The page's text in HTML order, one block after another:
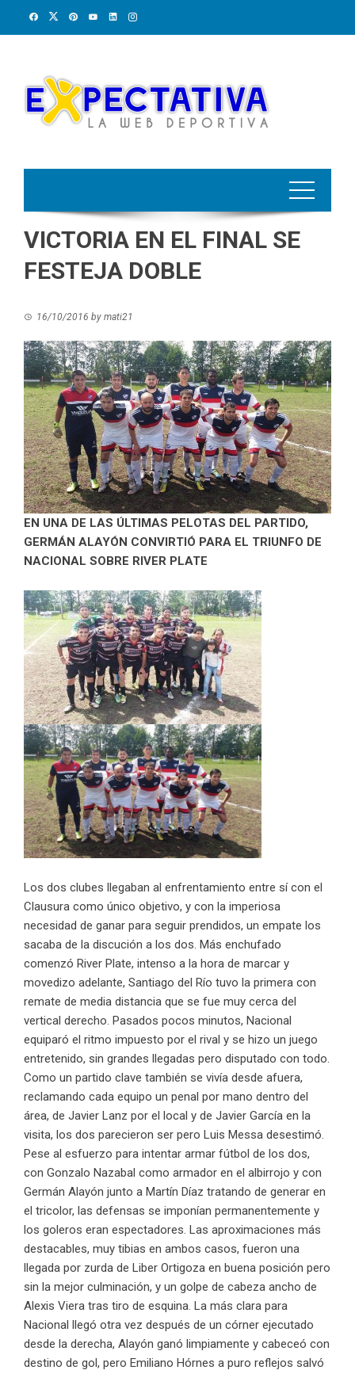
VICTORIA EN EL FINAL SE
FESTEJA DOBLE
16/10/2016 by mati21
EN UNA DE LAS ÚLTIMAS PELOTAS DEL PARTIDO,
GERMÁN ALAYÓN CONVIRTIÓ PARA EL TRIUNFO DE
NACIONAL SOBRE RIVER PLATE
Los dos clubes llegaban al enfrentamiento entre sí con el
Clausura como único objetivo, y con la imperiosa
necesidad de ganar para seguir prendidos, un empate los
sacaba de la discución a los dos. Más enchufado
comenzó River Plate, intenso a la hora de marcar y
movedizo adelante, Santiago del Río tuvo la primera con
remate de media distancia que se fue muy cerca del
vertical derecho. Pasados pocos minutos, Nacional
equiparó el ritmo impuesto por el rival y se hizo un juego
entretenido, sin grandes llegadas pero disputado con todo.
Como un partido clave también se vivía desde afuera,
reclamando cada equipo un penal por mano dentro del
área, de Javier Lanz por el local y de Javier García en la
visita, los dos parecieron ser pero Luis Messa desestimó.
Pese al esfuerzo para intentar armar fútbol de los dos,
con Gonzalo Nazabal como armador en el albirrojo y con
Germán Alayón junto a Martín Díaz tratando de generar en
el tricolor, las defensas se imponían permanentemente y
los goleros eran espectadores. Las aproximaciones más
destacables, muy tibias en ambos casos, fueron una
llegada por zurda de Liber Ortigoza en buena posición pero
sin la mejor culminación, y un golpe de cabeza ancho de
Alexis Viera tras tiro de esquina. La más clara para
Nacional llegó otra vez después de un córner ejecutado
desde la derecha, Alayón ganó limpiamente y cabeceó con
destino de gol, pero Emiliano Hórnes a puro reflejos salvó